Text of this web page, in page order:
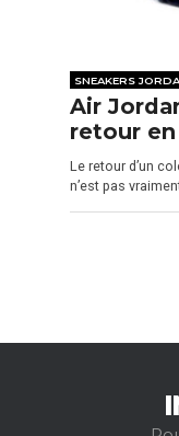
SNEAKERS
Air
retour en
Le retour d’un
n’est pas